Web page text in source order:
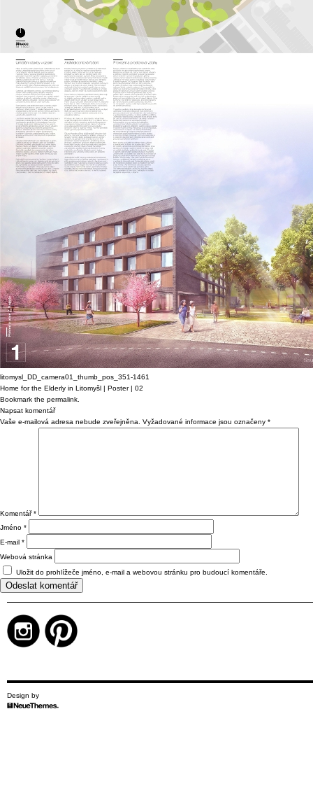
litomysl_DD_camera01_thumb_pos_351-1461
Home for the Elderly in Litomyšl | Poster | 02
Bookmark the permalink
Napsat komentář
Vaše e-mailová adresa nebude zveřejněna.
Vyžadované informace jsou označeny *
Komentář*
Jméno *
E-mail *
Webová stránka
Uložit do prohlížeče jméno, e-mail a webovou stránku pro budoucí komentáře.
Design by